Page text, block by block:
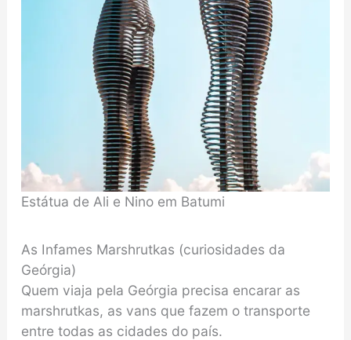
Estátua de Ali e Nino em Batumi
As Infames Marshrutkas (curiosidades da
Geórgia)
Quem viaja pela Geórgia precisa encarar as
marshrutkas, as vans que fazem o transporte
entre todas as cidades do país.